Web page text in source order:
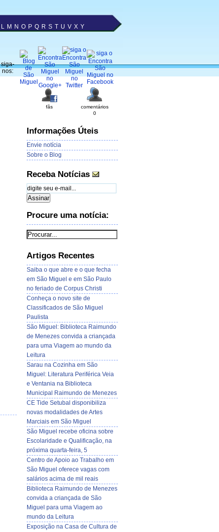
siga-
nos:
L M N O P Q R S T U V X Y
fãs
comentários
0
Informações Úteis
Envie notícia
Sobre o Blog
Receba Notícias
Procure uma notícia:
Artigos Recentes
Saiba o que abre e o que fecha
em São Miguel e em São Paulo
no feriado de Corpus Christi
Conheça o novo site de
Classificados de São Miguel
Paulista
São Miguel: Biblioteca Raimundo
de Menezes convida a criançada
para uma Viagem ao mundo da
Leitura
Sarau na Cozinha em São
Miguel: Literatura Periférica Veia
e Ventania na Biblioteca
Municipal Raimundo de Menezes
CE Tide Setubal disponibiliza
novas modalidades de Artes
Marciais em São Miguel
São Miguel recebe oficina sobre
Escolaridade e Qualificação, na
próxima quarta-feira, 5
Centro de Apoio ao Trabalho em
São Miguel oferece vagas com
salários acima de mil reais
Biblioteca Raimundo de Menezes
convida a criançada de São
Miguel para uma Viagem ao
mundo da Leitura
Exposição na Casa de Cultura de